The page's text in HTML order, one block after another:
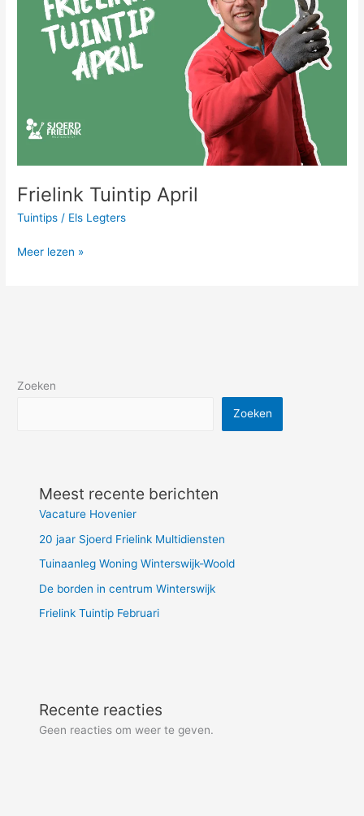
Frielink Tuintip April
Tuintips / Els Legters
Meer lezen »
Zoeken
Zoeken
Meest recente berichten
Vacature Hovenier
20 jaar Sjoerd Frielink Multidiensten
Tuinaanleg Woning Winterswijk-Woold
De borden in centrum Winterswijk
Frielink Tuintip Februari
Recente reacties
Geen reacties om weer te geven.